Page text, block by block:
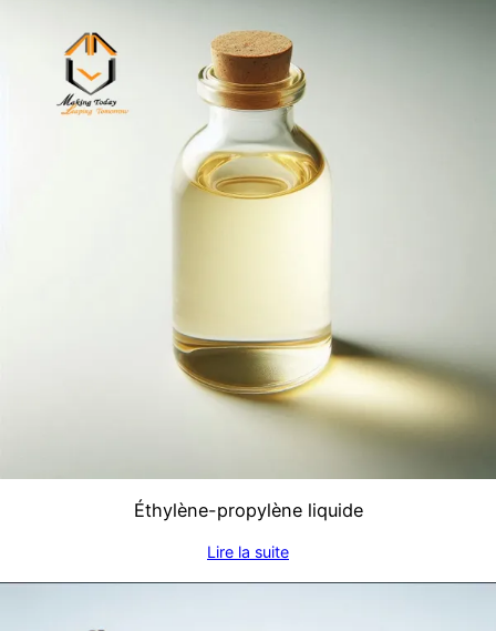
Éthylène-propylène liquide
Lire la suite